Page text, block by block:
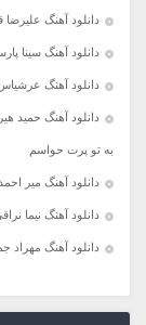
دانلود آهنگ علیرضا
دانلود آهنگ سینا
دانلود آهنگ
دانلود آهنگ حمید
به تو پرت حواسم
دانلود آهنگ میر
دانلود آهنگ نیما
دانلود آهنگ مهراد